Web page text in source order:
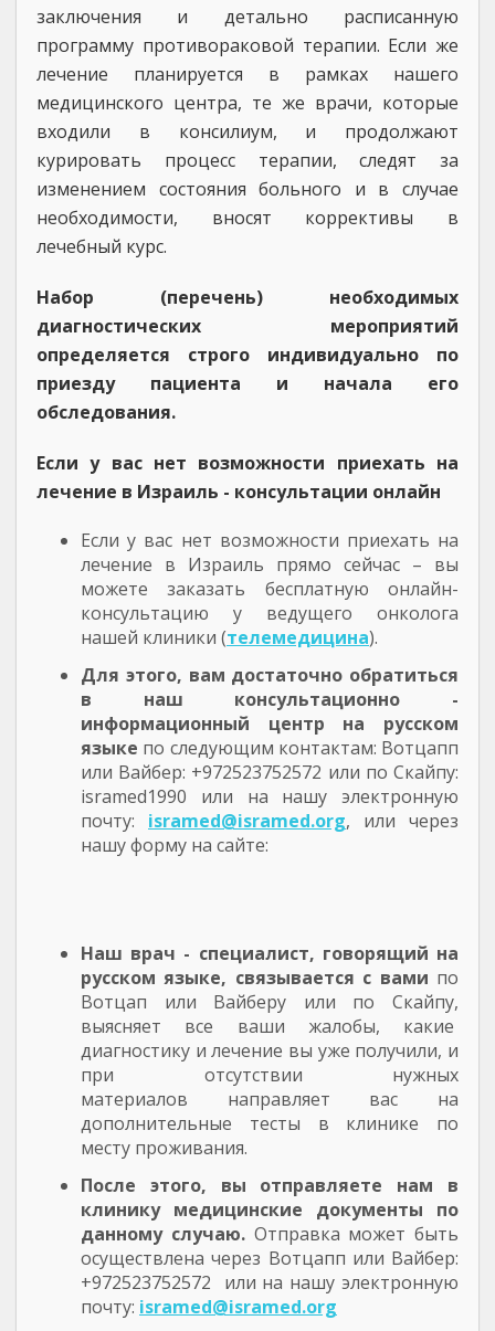
заключения и детально расписанную
программу противораковой терапии. Если же
лечение планируется в рамках нашего
медицинского центра, те же врачи, которые
входили в консилиум, и продолжают
курировать процесс терапии, следят за
изменением состояния больного и в случае
необходимости, вносят коррективы в
лечебный курс.
Набор (перечень) необходимых
диагностических мероприятий
определяется строго индивидуально по
приезду пациента и начала его
обследования.
Если у вас нет возможности приехать на
лечение в Израиль - консультации онлайн
Если у вас нет возможности приехать на
лечение в Израиль прямо сейчас – вы
можете заказать бесплатную онлайн-
консультацию у ведущего онколога
нашей клиники (телемедицина).
Для этого, вам достаточно обратиться
в наш консультационно -
информационный центр на русском
языке по следующим контактам: Вотцапп
или Вайбер: +972523752572 или по Скайпу:
isramed1990 или на нашу электронную
почту: isramed@isramed.org, или через
нашу форму на сайте:
Наш врач - специалист, говорящий на
русском языке, связывается с вами по
Вотцап или Вайберу или по Скайпу,
выясняет все ваши жалобы, какие
диагностику и лечение вы уже получили, и
при отсутствии нужных
материалов направляет вас на
дополнительные тесты в клинике по
месту проживания.
После этого, вы отправляете нам в
клинику медицинские документы по
данному случаю.Отправка может быть
осуществлена через Вотцапп или Вайбер:
+972523752572 или на нашу электронную
почту: isramed@isramed.org